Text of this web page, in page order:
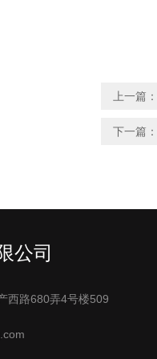
上一篇：
下一篇：
公司
西路680弄4号楼509